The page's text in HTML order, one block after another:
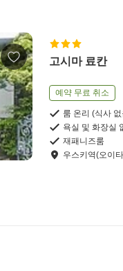
고시마 료칸
예약 무료 취소
룸 온리 (식사
욕실 및 화장실
재패니즈룸
우스키역(오이